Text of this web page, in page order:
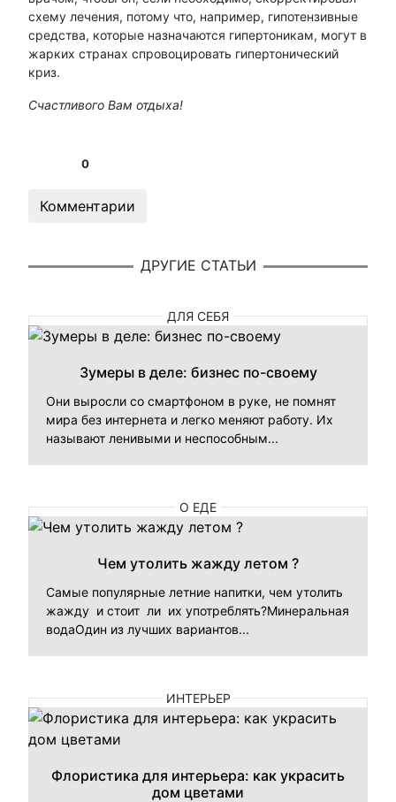
схему лечения, потому что, например, гипотензивные
средства, которые назначаются гипертоникам, могут в
жарких странах спровоцировать гипертонический
криз.
Счастливого Вам отдыха!
0
Комментарии
ДРУГИЕ СТАТЬИ
ДЛЯ СЕБЯ
Зумеры в деле: бизнес по-своему
Они выросли со смартфоном в руке, не помнят
мира без интернета и легко меняют работу. Их
называют ленивыми и неспособным...
О ЕДЕ
Чем утолить жажду летом ?
Самые популярные летние напитки, чем утолить
жажду и стоит ли их употреблять?Минеральная
водаОдин из лучших вариантов...
ИНТЕРЬЕР
Флористика для интерьера: как украсить
дом цветами